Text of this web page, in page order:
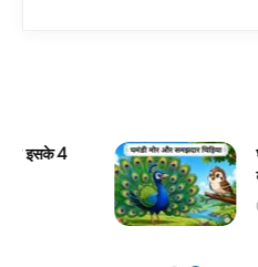
घमंडी मोर और
कहानी!
04/08/2026